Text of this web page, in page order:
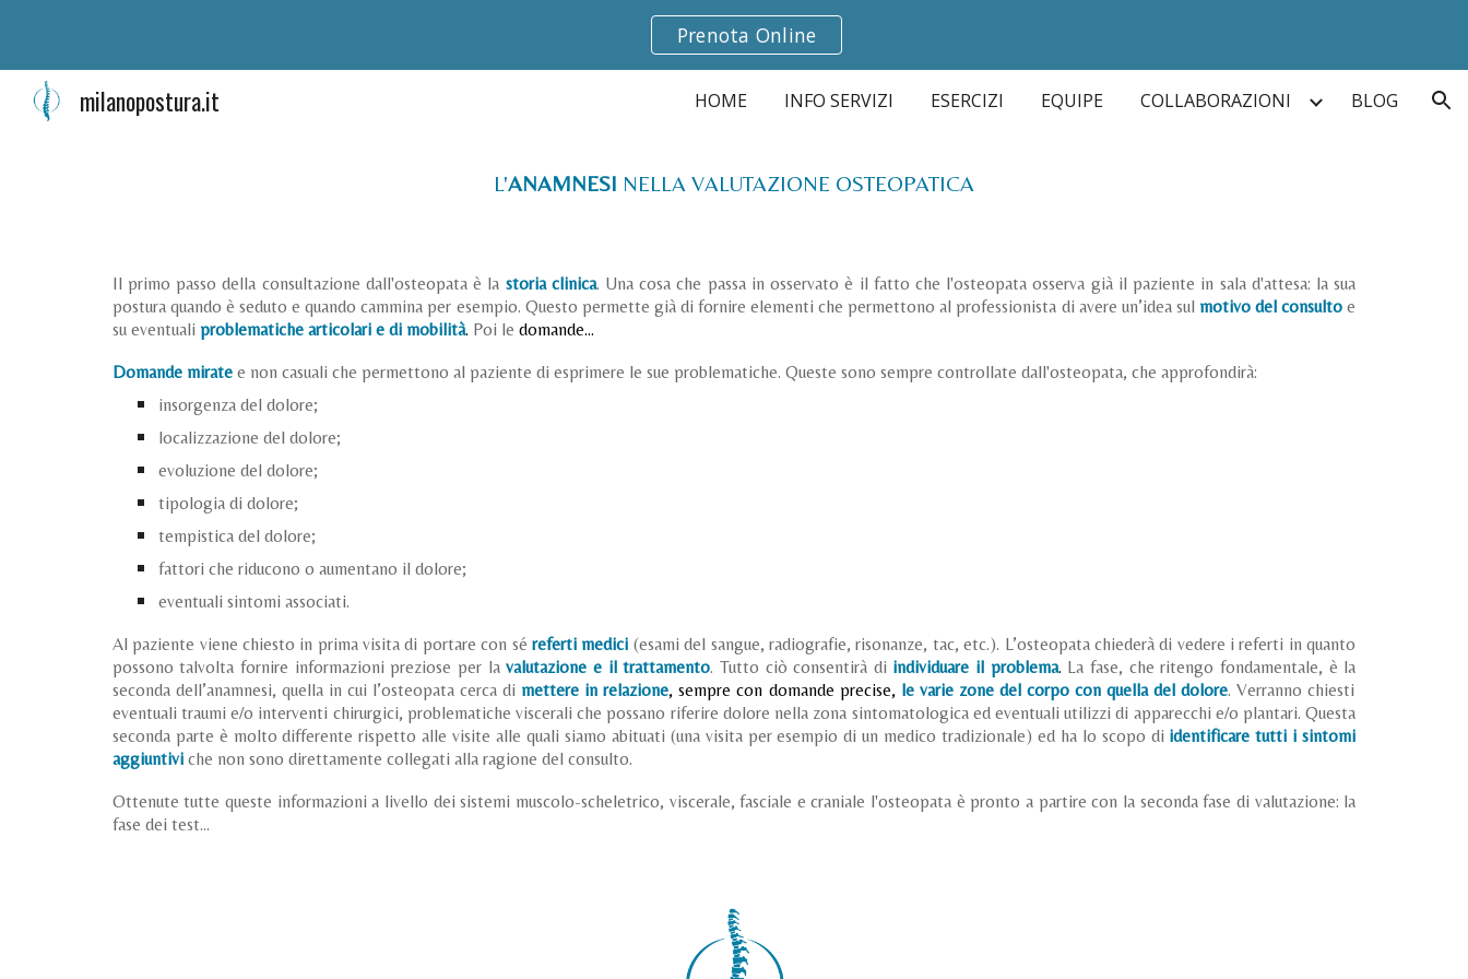
Prenota Online
milanopostura.it HOME INFO SERVIZI ESERCIZI EQUIPE COLLABORAZIONI BLOG
L'ANAMNESI NELLA VALUTAZIONE OSTEOPATICA
Il primo passo della consultazione dall'osteopata è la storia clinica. Una cosa che passa in osservato è il fatto che l'osteopata osserva già il paziente in sala d'attesa: la sua
postura quando è seduto e quando cammina per esempio. Questo permette già di fornire elementi che permettono al professionista di avere un’idea sul motivo del consulto e
su eventuali problematiche articolari e di mobilità. Poi le domande…
Domande mirate e non casuali che permettono al paziente di esprimere le sue problematiche. Queste sono sempre controllate dall'osteopata, che approfondirà:
insorgenza del dolore;
localizzazione del dolore;
evoluzione del dolore;
tipologia di dolore;
tempistica del dolore;
fattori che riducono o aumentano il dolore;
eventuali sintomi associati.
Al paziente viene chiesto in prima visita di portare con séreferti medici (esami del sangue, radiografie, risonanze, tac, etc.). L’osteopata chiederà di vedere i referti in quanto
possono talvolta fornire informazioni preziose per lavalutazione e il trattamento. Tutto ciò consentirà di individuare il problema. La fase, che ritengo fondamentale, è la
seconda dell’anamnesi, quella in cui l’osteopata cerca di mettere in relazione, sempre con domande precise, le varie zone del corpo con quella del dolore. Verranno chiesti
eventuali traumi e/o interventi chirurgici, problematiche viscerali che possano riferire dolore nella zona sintomatologica ed eventuali utilizzi di apparecchi e/o plantari. Questa
seconda parte è molto differente rispetto alle visite alle quali siamo abituati (una visita per esempio di un medico tradizionale) ed ha lo scopo di identificare tutti i sintomi
aggiuntiviche non sono direttamente collegati alla ragione del consulto.
Ottenute tutte queste informazioni a livello dei sistemi muscolo-scheletrico, viscerale, fasciale e craniale l'osteopata è pronto a partire con la seconda fase di valutazione: la
fase dei test...